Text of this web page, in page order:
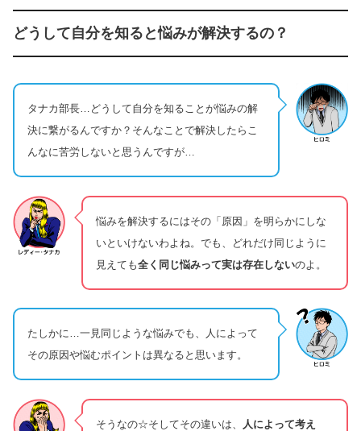
どうして自分を知ると悩みが解決するの？
タナカ部長…どうして自分を知ることが悩みの解
決に繋がるんですか？そんなことで解決したらこ
んなに苦労しないと思うんですが…
悩みを解決するにはその「原因」を明らかにしな
いといけないわよね。でも、どれだけ同じように
見えても全く同じ悩みって実は存在しないのよ。
たしかに…一見同じような悩みでも、人によって
その原因や悩むポイントは異なると思います。
そうなの☆そしてその違いは、
人によって考え